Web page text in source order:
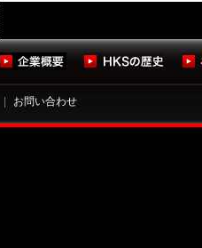
お問い合わせ